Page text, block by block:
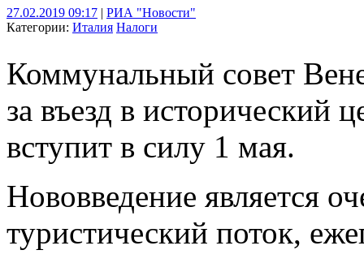
27.02.2019 09:17 | РИА "Новости"
Категории: Италия Налоги
Коммунальный совет
за въезд в исторический
вступит в силу 1 мая.
Нововведение является
туристический поток,